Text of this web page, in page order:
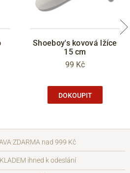
Shoeboy's kovová lžíce
15 cm
99 Kč
DOKOUPIT
ZDARMA nad 999 Kč
ihned k odeslání